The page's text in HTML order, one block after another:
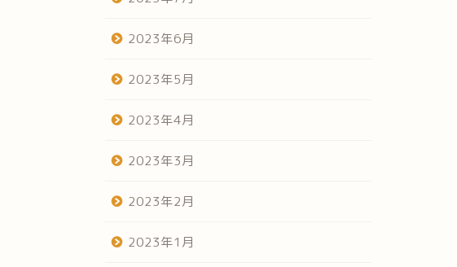
2023年6月
2023年5月
2023年4月
2023年3月
2023年2月
2023年1月